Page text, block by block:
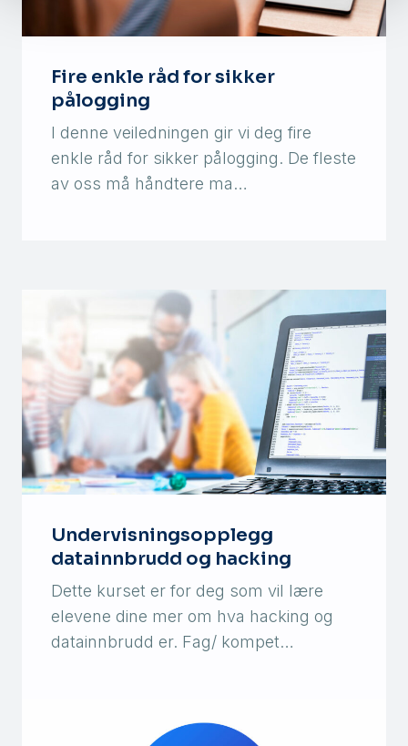
Fire enkle råd for sikker
pålogging
I denne veiledningen gir vi deg fire
enkle råd for sikker pålogging. De fleste
av oss må håndtere ma…
Undervisningsopplegg
datainnbrudd og hacking
Dette kurset er for deg som vil lære
elevene dine mer om hva hacking og
datainnbrudd er. Fag/ kompet…